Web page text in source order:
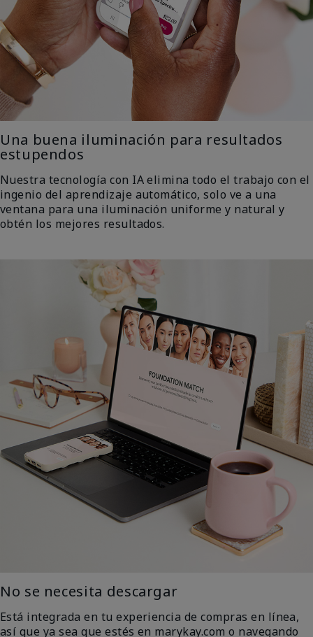
Una buena iluminación para resultados
estupendos
Nuestra tecnología con IA elimina todo el trabajo con el
ingenio del aprendizaje automático, solo ve a una
ventana para una iluminación uniforme y natural y
obtén los mejores resultados.
No se necesita descargar
Está integrada en tu experiencia de compras en línea,
así que ya sea que estés en marykay.com o navegando